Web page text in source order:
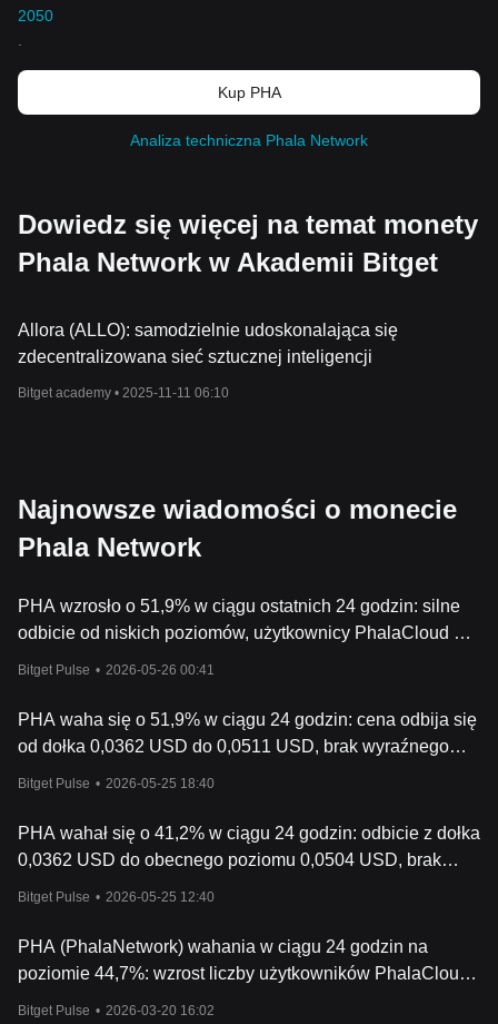
2050
Kup PHA
Analiza techniczna Phala Network
Dowiedz się więcej na temat monety
Phala Network w Akademii Bitget
Allora (ALLO): samodzielnie udoskonalająca się
zdecentralizowana sieć sztucznej inteligencji
Bitget academy • 2025-11-11 06:10
Najnowsze wiadomości o monecie
Phala Network
PHA wzrosło o 51,9% w ciągu ostatnich 24 godzin: silne
odbicie od niskich poziomów, użytkownicy PhalaCloud na
Bitget Pulse • 2026-05-26 00:41
PHA waha się o 51,9% w ciągu 24 godzin: cena odbija się
od dołka 0,0362 USD do 0,0511 USD, brak wyraźnego
Bitget Pulse • 2026-05-25 18:40
PHA wahał się o 41,2% w ciągu 24 godzin: odbicie z dołka
0,0362 USD do obecnego poziomu 0,0504 USD, brak
Bitget Pulse • 2026-05-25 12:40
PHA (PhalaNetwork) wahania w ciągu 24 godzin na
poziomie 44,7%: wzrost liczby użytkowników PhalaCloud
Bitget Pulse • 2026-03-20 16:02